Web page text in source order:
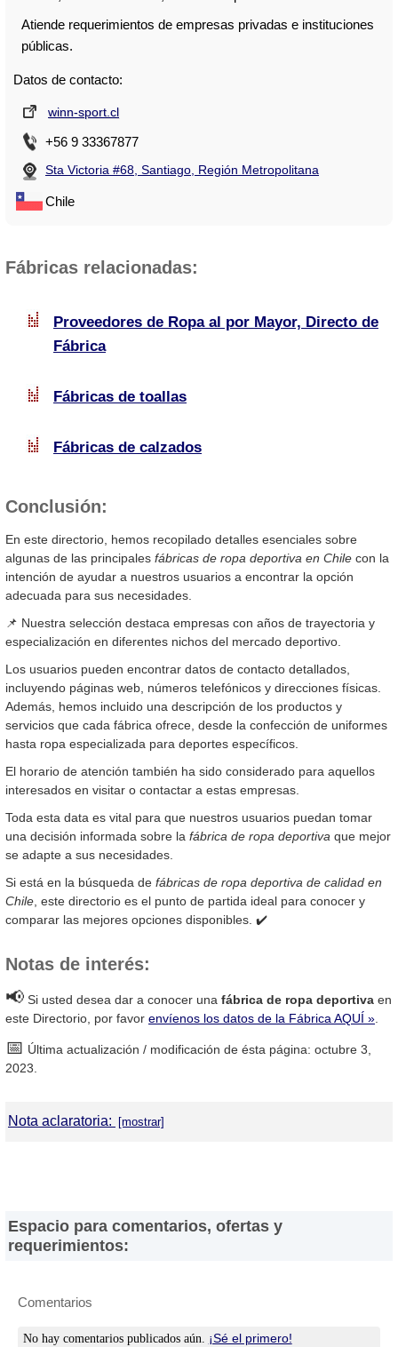
Atiende requerimientos de empresas privadas e instituciones
públicas.
Datos de contacto:
winn-sport.cl
+56 9 33367877
Sta Victoria #68, Santiago, Región Metropolitana
Chile
Fábricas relacionadas:
Proveedores de Ropa al por Mayor, Directo de
Fábrica
Fábricas de toallas
Fábricas de calzados
Conclusión:
En este directorio, hemos recopilado detalles esenciales sobre
algunas de las principales fábricas de ropa deportiva en Chile con la
intención de ayudar a nuestros usuarios a encontrar la opción
adecuada para sus necesidades.
📌 Nuestra selección destaca empresas con años de trayectoria y
especialización en diferentes nichos del mercado deportivo.
Los usuarios pueden encontrar datos de contacto detallados,
incluyendo páginas web, números telefónicos y direcciones físicas.
Además, hemos incluido una descripción de los productos y
servicios que cada fábrica ofrece, desde la confección de uniformes
hasta ropa especializada para deportes específicos.
El horario de atención también ha sido considerado para aquellos
interesados en visitar o contactar a estas empresas.
Toda esta data es vital para que nuestros usuarios puedan tomar
una decisión informada sobre la fábrica de ropa deportiva que mejor
se adapte a sus necesidades.
Si está en la búsqueda de fábricas de ropa deportiva de calidad en
Chile, este directorio es el punto de partida ideal para conocer y
comparar las mejores opciones disponibles. ✔️
Notas de interés:
📢 Si usted desea dar a conocer una fábrica de ropa deportiva en
este Directorio, por favor envíenos los datos de la Fábrica AQUÍ ».
📅 Última actualización / modificación de ésta página: octubre 3,
2023.
Nota aclaratoria:
productos y servicios ofrecidos por éstas. Asimismo, se advierte
que las direcciones, números de teléfono y otros datos de
Espacio para comentarios, ofertas y
requerimientos:
Comentarios
No hay comentarios publicados aún. ¡Sé el primero!